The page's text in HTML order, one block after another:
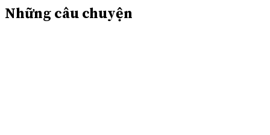
Những câu chuyện